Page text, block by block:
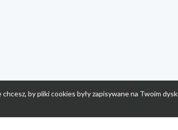
by pliki cookies były zapisywane na Twoim